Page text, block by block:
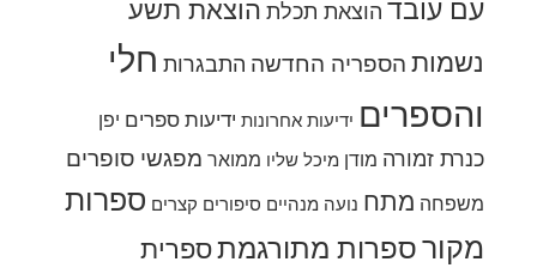
עם עובד הוצאת תכלת הוצאת תשע
נשמות הספריה החדשה התבגרות חלי
והספרים ידיעות אחרונות ידיעות ספרים יפן
כנרת זמורה מודן מיכל שליו ממואר מפגשי סופרים
משפחה מתח נועה מנהיים סיפורים קצרים ספרות
מקורספרות מתורגמתספרית